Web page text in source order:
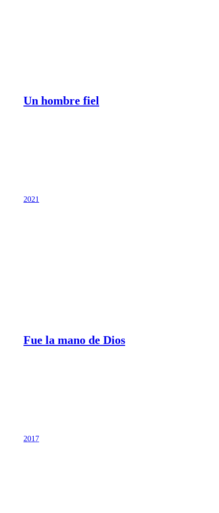
Un hombre fiel
2021
Fue la mano de Dios
2017